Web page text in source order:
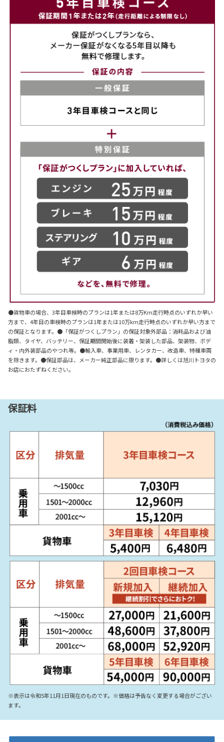
●貨物車の場合、3年目車検時のプランは1年または8万Km走行時点のいずれか早い
方まで、4年目の車検時のプランは1年または10万km走行時点のいずれか早い方まで
の保証となります。●「保証がつくしプラン」の保証対象外部品：消耗品および油
脂類、タイヤ、バッテリー、保証期間開始後に装着・架装した部品、架装物、ボデ
ィ・内外装部品のやつれ等。●輸入車、事業用車、レンタカー、改造車、特種車両
を除きます。●保証部品は、メーカー純正部品に限ります。●詳しくは旭川トヨタの
お店におたずねください。
保証料
※表示は令和5年11月1日現在のものです。※価格は予告なく変更する場合がござい
ます。